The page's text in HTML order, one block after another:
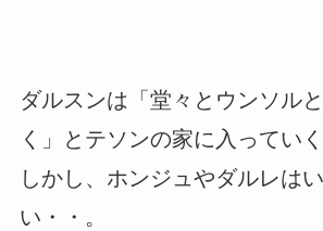
ダルスンは「堂々とウンソル
く」とテソンの家に入っていく
しかし、ホンジュやダルレは
い・・。